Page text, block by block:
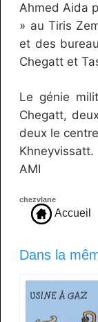
Ahmed Aida
» au Tiris
et des
Chegatt et
Le génie
Chegatt,
deux le
Khneyvissatt.
AMI
chezvlane
Accueil
Dans la